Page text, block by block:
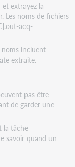
extrayez la
Les noms de fichiers
acq-
incluent
extraite.
pas être
de garder une
la tâche
savoir quand un